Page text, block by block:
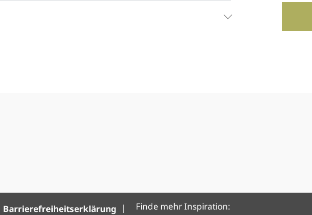
Finde mehr Inspiration:
Barrierefreiheitserklärung